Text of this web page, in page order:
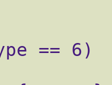
== 6)